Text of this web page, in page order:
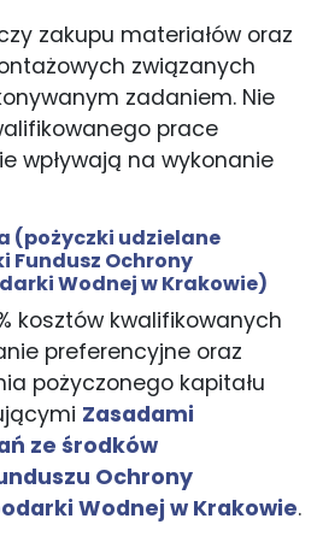
zakupu materiałów oraz
związanych
zadaniem. Nie
prace
wpływają na wykonanie
(pożyczki udzielane
Fundusz Ochrony
Wodnej w Krakowie)
kosztów kwalifikowanych
preferencyjne oraz
pożyczonego kapitału
Zasadami
ze środków
Ochrony
Wodnej w Krakowie.